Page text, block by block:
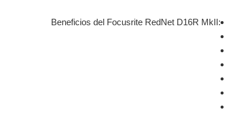
Beneficios del Focusrite RedNet D16R MkII: